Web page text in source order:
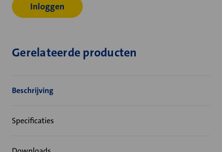
Inloggen
Gerelateerde producten
Beschrijving
Specificaties